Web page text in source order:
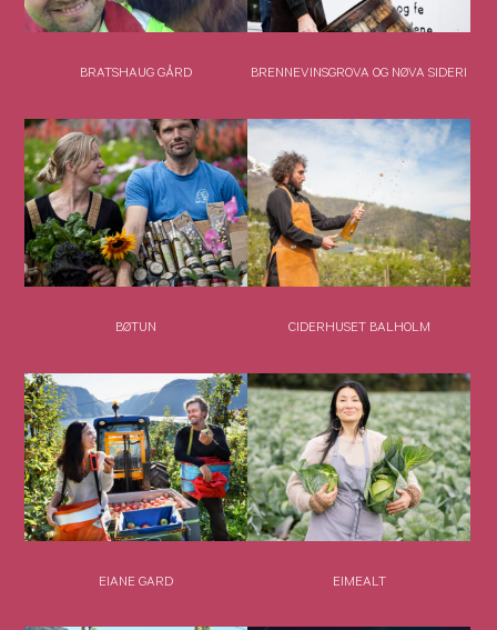
BRATSHAUG GÅRD BRENNEVINSGROVA OG NØVA SIDERI
BØTUN CIDERHUSET BALHOLM
EIANE GARD EIMEALT